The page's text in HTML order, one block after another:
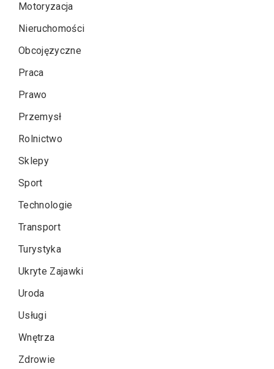
Motoryzacja
Nieruchomości
Obcojęzyczne
Praca
Prawo
Przemysł
Rolnictwo
Sklepy
Sport
Technologie
Transport
Turystyka
Ukryte Zajawki
Uroda
Usługi
Wnętrza
Zdrowie